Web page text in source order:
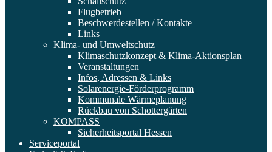
Flugbetrieb
Beschwerdestellen / Kontakte
Links
Klima- und Umweltschutz
Klimaschutzkonzept & Klima-Aktionsplan
Veranstaltungen
Infos, Adressen & Links
Solarenergie-Förderprogramm
Kommunale Wärmeplanung
Rückbau von Schottergärten
KOMPASS
Sicherheitsportal Hessen
Serviceportal